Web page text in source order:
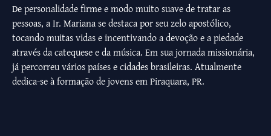
De personalidade firme e modo muito suave de tratar as
pessoas, a Ir. Mariana se destaca por seu zelo apostólico,
tocando muitas vidas e incentivando a devoção e a piedade
através da catequese e da música. Em sua jornada missionária,
já percorreu vários países e cidades brasileiras. Atualmente
dedica-se à formação de jovens em Piraquara, PR.